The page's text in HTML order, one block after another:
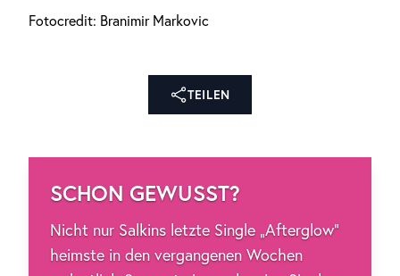
Fotocredit: Branimir Markovic
TEILEN
SCHON GEWUSST?
Nicht nur Salkins letzte Single „Afterglow“
heimste in den vergangenen Wochen